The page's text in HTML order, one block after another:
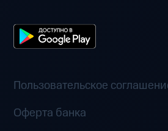
Пользовательское
Оферта банка